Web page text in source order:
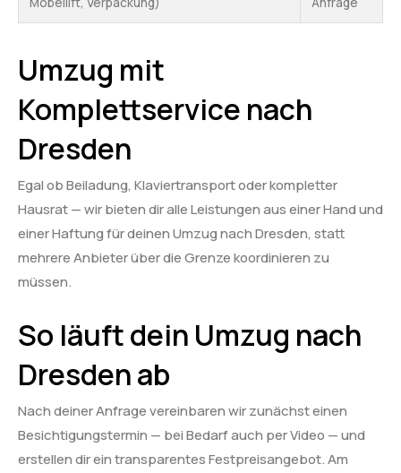
Umzug mit
Komplettservice nach
Dresden
Egal ob Beiladung, Klaviertransport oder kompletter
Hausrat — wir bieten dir alle Leistungen aus einer Hand und
einer Haftung für deinen Umzug nach Dresden, statt
mehrere Anbieter über die Grenze koordinieren zu
müssen.
So läuft dein Umzug nach
Dresden ab
Nach deiner Anfrage vereinbaren wir zunächst einen
Besichtigungstermin — bei Bedarf auch per Video — und
erstellen dir ein transparentes Festpreisangebot. Am